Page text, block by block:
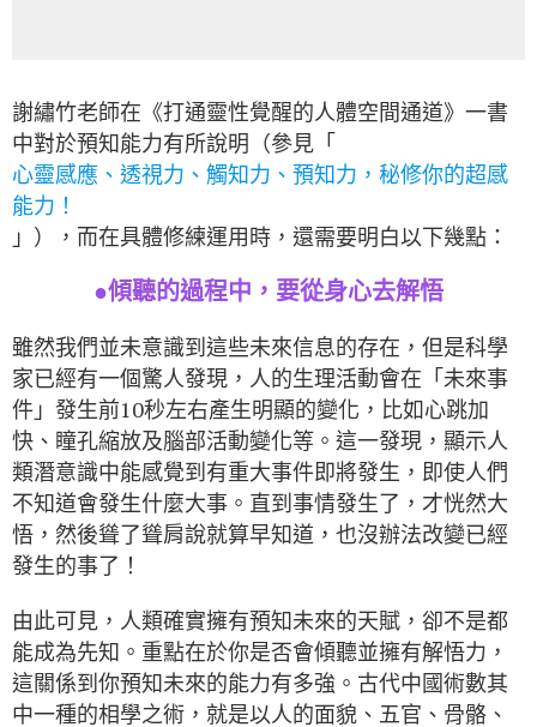
謝繡竹老師在《打通靈性覺醒的人體空間通道》一書
中對於預知能力有所說明（參見「
心靈感應、透視力、觸知力、預知力，秘修你的超感
能力！
」），而在具體修練運用時，還需要明白以下幾點：
●傾聽的過程中，要從身心去解悟
雖然我們並未意識到這些未來信息的存在，但是科學
家已經有一個驚人發現，人的生理活動會在「未來事
件」發生前10秒左右產生明顯的變化，比如心跳加
快、瞳孔縮放及腦部活動變化等。這一發現，顯示人
類潛意識中能感覺到有重大事件即將發生，即使人們
不知道會發生什麼大事。直到事情發生了，才恍然大
悟，然後聳了聳肩說就算早知道，也沒辦法改變已經
發生的事了！
由此可見，人類確實擁有預知未來的天賦，卻不是都
能成為先知。重點在於你是否會傾聽並擁有解悟力，
這關係到你預知未來的能力有多強。古代中國術數其
中一種的相學之術，就是以人的面貌、五官、骨骼、